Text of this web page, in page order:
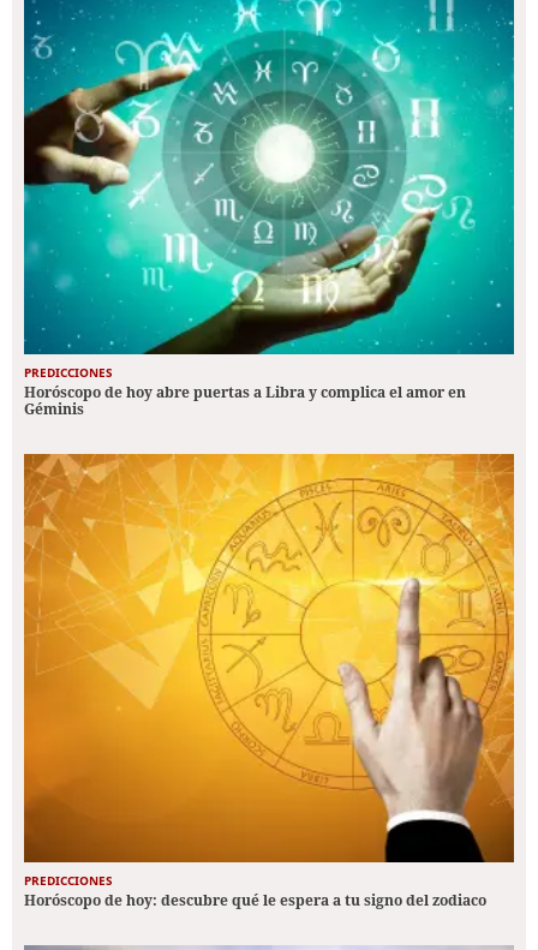
PREDICCIONES
Horóscopo de hoy abre puertas a Libra y complica el amor en
Géminis
PREDICCIONES
Horóscopo de hoy: descubre qué le espera a tu signo del zodiaco